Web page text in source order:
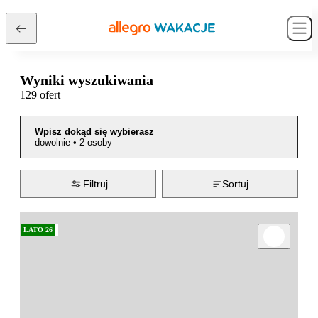
Wyniki wyszukiwania
129 ofert
Wpisz dokąd się wybierasz
dowolnie • 2 osoby
Filtruj Sortuj
LATO 26